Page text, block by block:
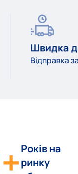
Швидка
Відправка
+Років на
ринку